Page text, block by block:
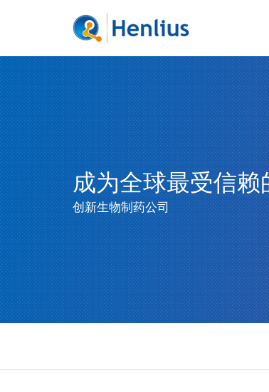
成为全球最受信赖
创新生物制药公司